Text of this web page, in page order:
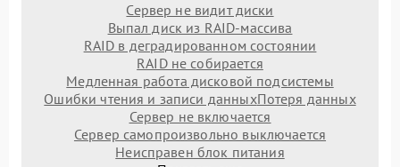
Сервер не видит диски
Выпал диск из RAID-массива
RAID в деградированном состоянии
RAID не собирается
Медленная работа дисковой подсистемы
Ошибки чтения и записи данныхПотеря данных
Сервер не включается
Сервер самопроизвольно выключается
Неисправен блок питания